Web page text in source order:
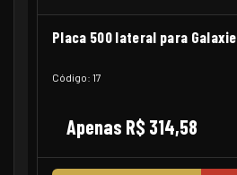
Placa 500 lateral para Galaxie
Código: 17
Apenas R$ 314,58